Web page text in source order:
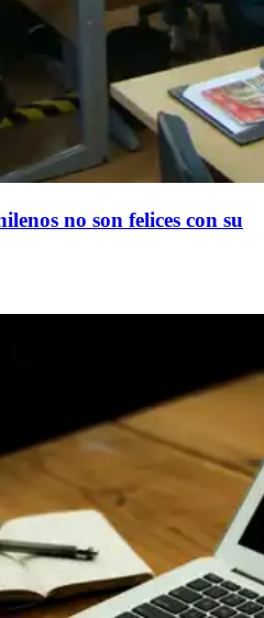
no son felices con su